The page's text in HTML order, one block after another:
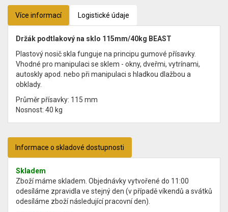
Více informací Logistické údaje
Držák podtlakový na sklo 115mm/40kg BEAST
Plastový nosič skla funguje na principu gumové přísavky.
Vhodné pro manipulaci se sklem - okny, dveřmi, vytrínami,
autoskly apod. nebo při manipulaci s hladkou dlažbou a
obklady.
Průměr přísavky: 115 mm
Nosnost: 40 kg
Informace o skladové dostupnosti
Skladem
Zboží máme skladem. Objednávky vytvořené do 11:00
odesíláme zpravidla ve stejný den (v případě víkendů a svátků
odesíláme zboží následující pracovní den).